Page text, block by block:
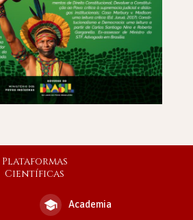
Plataformas
Científicas
Academia